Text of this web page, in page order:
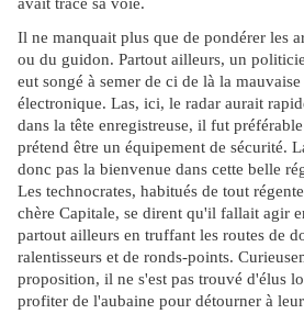
Il ne manquait plus que de pondérer les
ou du guidon. Partout ailleurs, un
eut songé à semer de ci de là la
électronique. Las, ici, le radar aurait
dans la tête enregistreuse, il fut
prétend être un équipement de sécurité.
donc pas la bienvenue dans cette belle
Les technocrates, habitués de tout
chère Capitale, se dirent qu'il fallait agir
partout ailleurs en truffant les routes de
ralentisseurs et de ronds-points.
proposition, il ne s'est pas trouvé d'élus
profiter de l'aubaine pour détourner à